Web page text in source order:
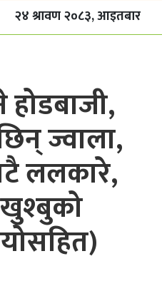
२४ श्रावण २०८३, आइतबार
ज्वाला,
ललकारे,